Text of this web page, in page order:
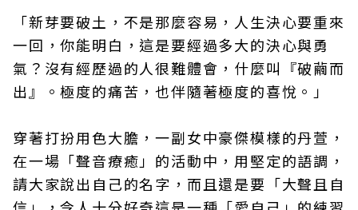
「新芽要破土，不是那麼容易，人生決心要重來
一回，你能明白，這是要經過多大的決心與勇
氣？沒有經歷過的人很難體會，什麼叫『破繭而
出』。極度的痛苦，也伴隨著極度的喜悅。」
穿著打扮用色大膽，一副女中豪傑模樣的丹萱，
在一場「聲音療癒」的活動中，用堅定的語調，
請大家說出自己的名字，而且還是要「大聲且自